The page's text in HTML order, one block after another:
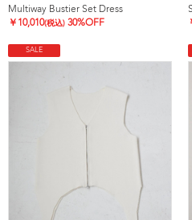
Multiway Bustier Set Dress
￥ 10,010(税込) 30%OFF
SALE